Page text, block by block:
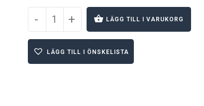
- + LÄGG TILL I VARUKORG
e
LÄGG TILL I ÖNSKELISTA